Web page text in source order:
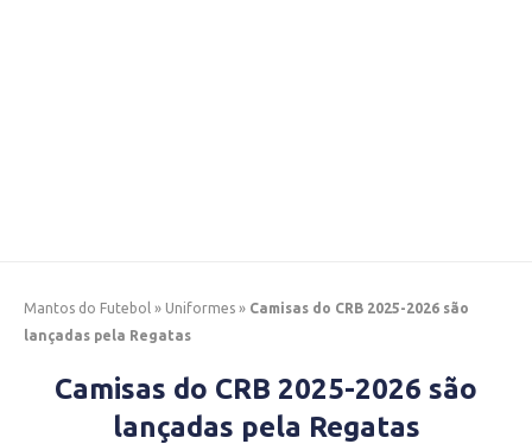
Mantos do Futebol » Uniformes » Camisas do CRB 2025-2026 são
lançadas pela Regatas
Camisas do CRB 2025-2026 são
lançadas pela Regatas